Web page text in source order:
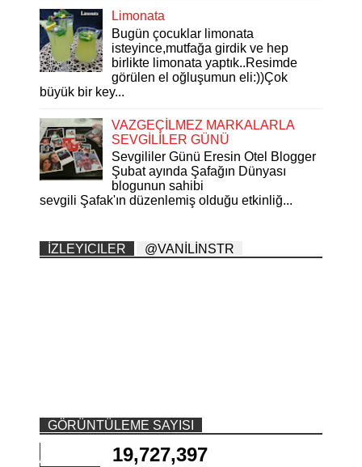
Limonata
Bugün çocuklar limonata
isteyince,mutfağa girdik ve hep
birlikte limonata yaptık..Resimde
görülen el oğluşumun eli:))Çok
büyük bir key...
VAZGEÇİLMEZ MARKALARLA
SEVGİLİLER GÜNÜ
Sevgililer Günü Eresin Otel Blogger
Şubat ayında Şafağın Dünyası
blogunun sahibi
sevgili Şafak'ın düzenlemiş olduğu etkinliğ...
İZLEYICILER @VANİLİNSTR
GÖRÜNTÜLEME SAYISI
19,727,397